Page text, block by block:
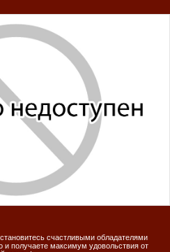
счастливыми обладателями
и получаете максимум удовольствия от